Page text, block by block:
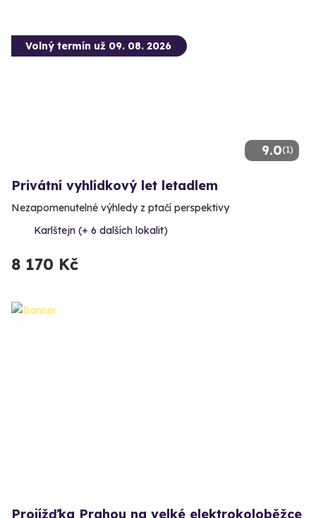
9.0(1)
Volný termín už 09. 08. 2026
Privátní vyhlídkový let letadlem
Nezapomenutelné výhledy z ptačí perspektivy
Karlštejn (+ 6 dalších lokalit)
8 170 Kč
Projížďka Prahou na velké elektrokoloběžce